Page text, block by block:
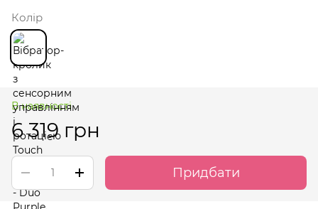
Колір
В наявності
6 319 грн
Придбати